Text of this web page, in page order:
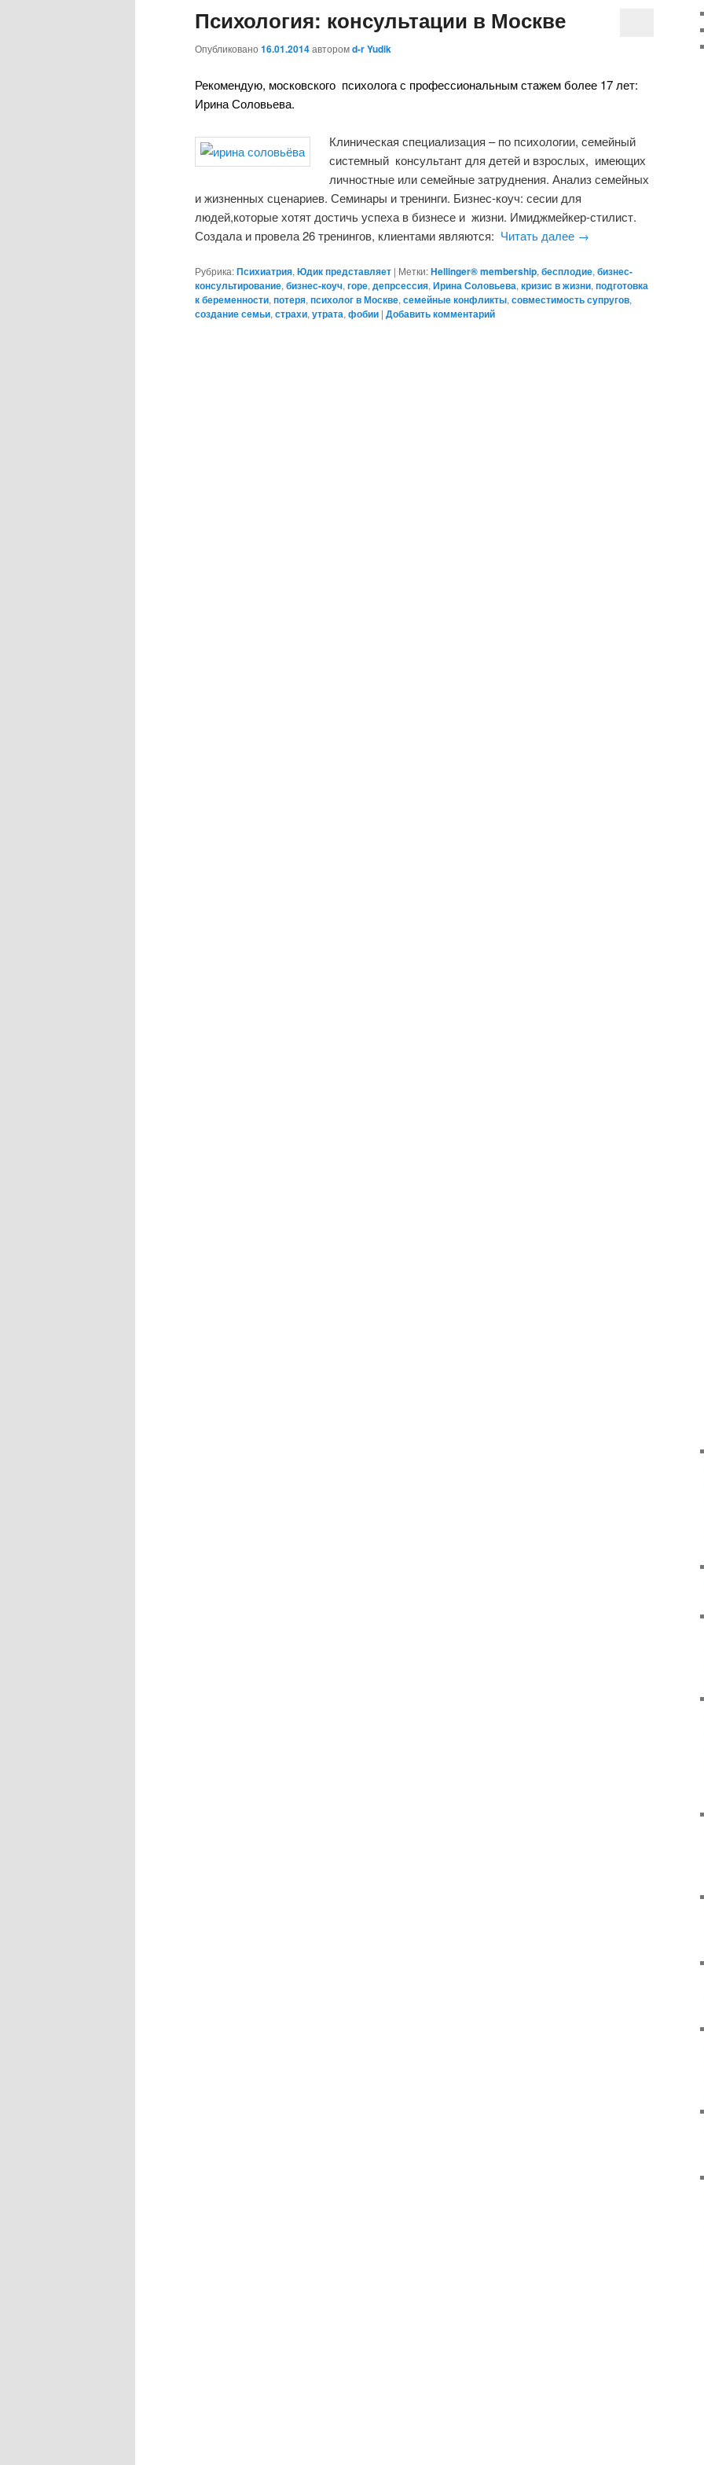
содержимому
содержимому
Психология: консультации в Москве
Опубликовано 16.01.2014авторомd-r Yudik
Рекомендую, московского психолога с профессиональным стажем более 17 лет:
Ирина Соловьева.
Клиническая специализация – по психологии, семейный
системный консультант для детей и взрослых, имеющих
личностные или семейные затруднения. Анализ семейных
и жизненных сценариев. Семинары и тренинги. Бизнес-коуч: сесии для
людей,которые хотят достичь успеха в бизнесе и жизни. Имиджмейкер-стилист.
Создала и провела 26 тренингов, клиентами являются: Читать далее →
Рубрика:Психиатрия, Юдик представляет | Метки:Hellinger® membership, бесплодие, бизнес-
консультирование, бизнес-коуч, горе, депрсессия, Ирина Соловьева, кризис в жизни, подготовка
к беременности, потеря, психолог в Москве, семейные конфликты, совместимость супругов,
создание семьи, страхи, утрата, фобии | Добавить комментарий